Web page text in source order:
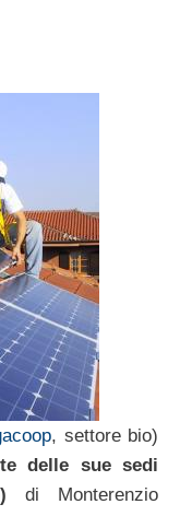
, settore bio)
delle sue sedi
di Monterenzio